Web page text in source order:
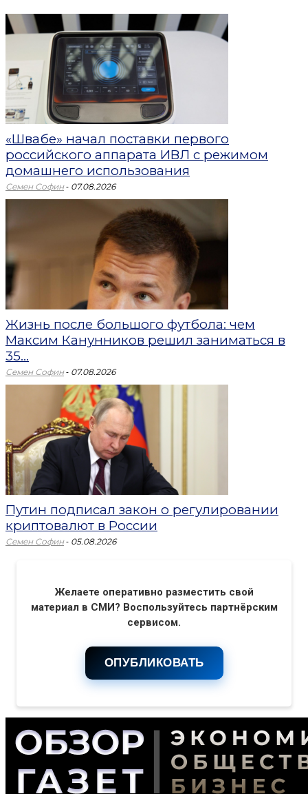
«Швабе» начал поставки первого
российского аппарата ИВЛ с режимом
домашнего использования
Семен Софин - 07.08.2026
Жизнь после большого футбола: чем
Максим Канунников решил заниматься в
35...
Семен Софин - 07.08.2026
Путин подписал закон о регулировании
криптовалют в России
Семен Софин - 05.08.2026
Желаете оперативно разместить свой
материал в СМИ? Воспользуйтесь партнёрским
сервисом.
ОПУБЛИКОВАТЬ